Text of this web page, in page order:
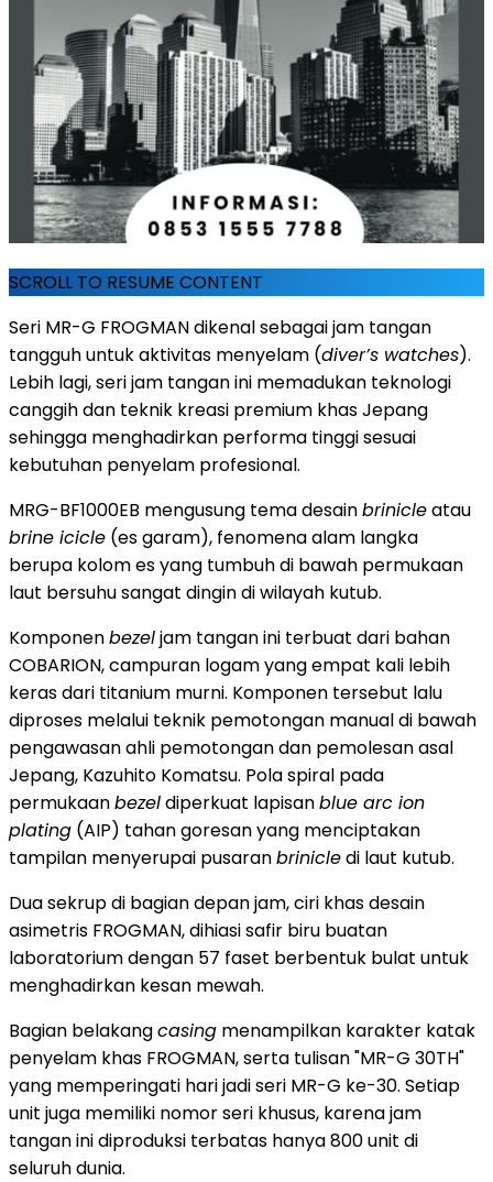
SCROLL TO RESUME CONTENT
Seri MR-G FROGMAN dikenal sebagai jam tangan
tangguh untuk aktivitas menyelam (diver’s watches).
Lebih lagi, seri jam tangan ini memadukan teknologi
canggih dan teknik kreasi premium khas Jepang
sehingga menghadirkan performa tinggi sesuai
kebutuhan penyelam profesional.
MRG-BF1000EB mengusung tema desainbrinicleatau
brine icicle (es garam), fenomena alam langka
berupa kolom es yang tumbuh di bawah permukaan
laut bersuhu sangat dingin di wilayah kutub.
Komponenbezeljam tangan ini terbuat dari bahan
COBARION, campuran logam yang empat kali lebih
keras dari titanium murni. Komponen tersebut lalu
diproses melalui teknik pemotongan manual di bawah
pengawasan ahli pemotongan dan pemolesan asal
Jepang, Kazuhito Komatsu. Pola spiral pada
permukaanbezeldiperkuat lapisanblue arc ion
plating (AIP) tahan goresan yang menciptakan
tampilan menyerupai pusaranbrinicledi laut kutub.
Dua sekrup di bagian depan jam, ciri khas desain
asimetris FROGMAN, dihiasi safir biru buatan
laboratorium dengan 57 faset berbentuk bulat untuk
menghadirkan kesan mewah.
Bagian belakangcasing menampilkan karakter katak
penyelam khas FROGMAN, serta tulisan "MR-G 30TH"
yang memperingati hari jadi seri MR-G ke-30. Setiap
unit juga memiliki nomor seri khusus, karena jam
tangan ini diproduksi terbatas hanya 800 unit di
seluruh dunia.